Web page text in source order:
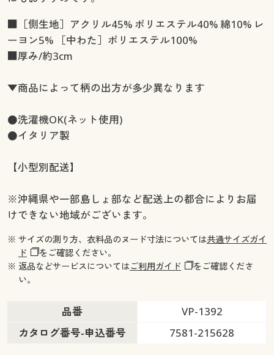
■［側生地］アクリル45% ポリエステル40% 綿10% レ
ーヨン5% ［中わた］ポリエステル100%
■厚み/約3cm
▼商品によって柄の出方が多少異なります
●洗濯機OK(ネット使用)
●イタリア製
【小型別配送】
※沖縄県や一部島しょ部など配送上の都合によりお届
けできない地域がございます。
※ サイズの測り方、衣料品のヌード寸法については共通サイズガイ
ド
をご確認ください。
※ 返品などサービスについてはご利用ガイド
をご確認くださ
い。
品番
VP-1392
カタログ番号-申込番号
7581-215628